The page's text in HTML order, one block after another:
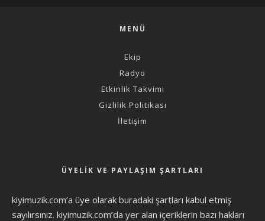
MENÜ
Ekip
Radyo
Etkinlik Takvimi
Gizlilik Politikası
İletişim
ÜYELIK VE PAYLAŞIM ŞARTLARI
kiyimuzik.com’a üye olarak buradaki şartları kabul etmiş
sayılırsınız. kiyimuzik.com’da yer alan içeriklerin bazı hakları